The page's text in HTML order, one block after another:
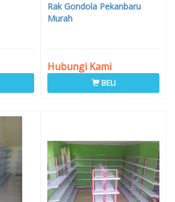
Rak Gondola Pekanbaru
Murah
Hubungi Kami
BELI